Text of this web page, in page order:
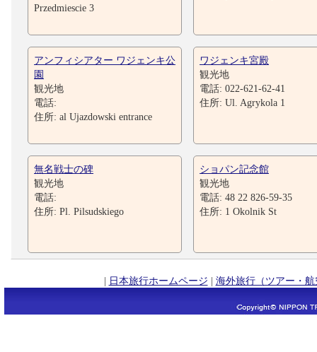
Przedmiescie 3
アンフィシアター ワジェンキ公
園
観光地
電話:
住所: al Ujazdowski entrance
ワジェンキ宮殿
観光地
電話: 022-621-62-41
住所: Ul. Agrykola 1
無名戦士の碑
観光地
電話:
住所: Pl. Pilsudskiego
ショパン記念館
観光地
電話: 48 22 826-59-35
住所: 1 Okolnik St
| 日本旅行ホームページ | 海外旅行（ツアー・航